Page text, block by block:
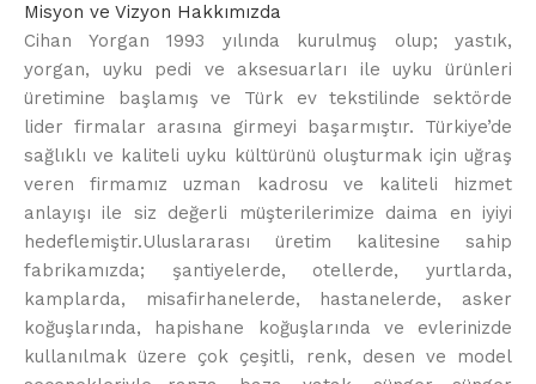
Misyon ve Vizyon Hakkımızda
Cihan Yorgan 1993 yılında kurulmuş olup; yastık,
yorgan, uyku pedi ve aksesuarları ile uyku ürünleri
üretimine başlamış ve Türk ev tekstilinde sektörde
lider firmalar arasına girmeyi başarmıştır. Türkiye’de
sağlıklı ve kaliteli uyku kültürünü oluşturmak için uğraş
veren firmamız uzman kadrosu ve kaliteli hizmet
anlayışı ile siz değerli müşterilerimize daima en iyiyi
hedeflemiştir.Uluslararası üretim kalitesine sahip
fabrikamızda; şantiyelerde, otellerde, yurtlarda,
kamplarda, misafirhanelerde, hastanelerde, asker
koğuşlarında, hapishane koğuşlarında ve evlerinizde
kullanılmak üzere çok çeşitli, renk, desen ve model